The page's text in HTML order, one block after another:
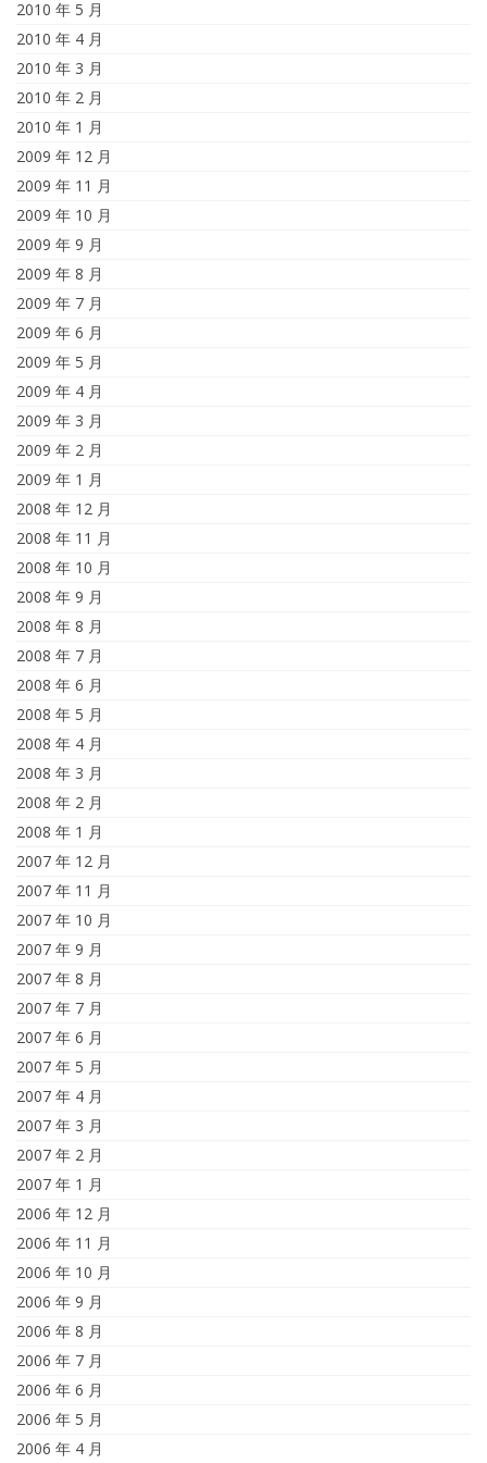
2010 年 5 月
2010 年 4 月
2010 年 3 月
2010 年 2 月
2010 年 1 月
2009 年 12 月
2009 年 11 月
2009 年 10 月
2009 年 9 月
2009 年 8 月
2009 年 7 月
2009 年 6 月
2009 年 5 月
2009 年 4 月
2009 年 3 月
2009 年 2 月
2009 年 1 月
2008 年 12 月
2008 年 11 月
2008 年 10 月
2008 年 9 月
2008 年 8 月
2008 年 7 月
2008 年 6 月
2008 年 5 月
2008 年 4 月
2008 年 3 月
2008 年 2 月
2008 年 1 月
2007 年 12 月
2007 年 11 月
2007 年 10 月
2007 年 9 月
2007 年 8 月
2007 年 7 月
2007 年 6 月
2007 年 5 月
2007 年 4 月
2007 年 3 月
2007 年 2 月
2007 年 1 月
2006 年 12 月
2006 年 11 月
2006 年 10 月
2006 年 9 月
2006 年 8 月
2006 年 7 月
2006 年 6 月
2006 年 5 月
2006 年 4 月